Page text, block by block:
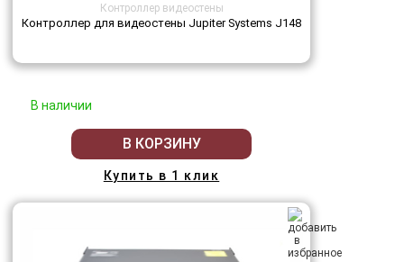
Контроллер видеостены
Контроллер для видеостены Jupiter Systems J148
В наличии
В КОРЗИНУ
Купить в 1 клик